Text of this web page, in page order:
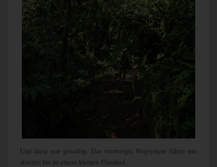
Und diese war gewaltig. Das verzweigte Wegsystem führte uns
abwärts bis zu einem kleinen Flusslauf.